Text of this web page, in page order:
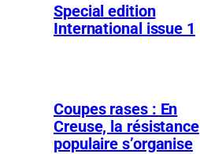
Special edition
International issue 1
Coupes rases : En
Creuse, la résistance
populaire s’organise